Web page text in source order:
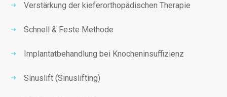
Verstärkung der kieferorthopädischen Therapie
Schnell & Feste Methode
Implantatbehandlung bei Knocheninsuffizienz
Sinuslift (Sinuslifting)